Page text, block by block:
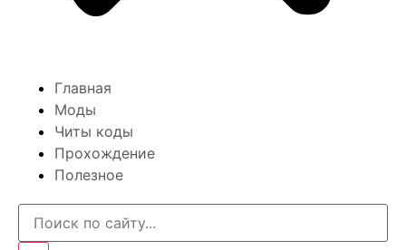
Главная
Моды
Читы коды
Прохождение
Полезное